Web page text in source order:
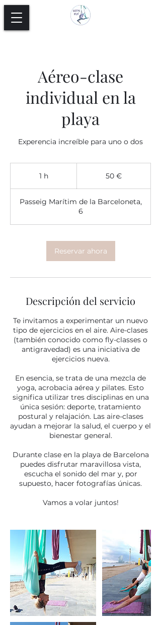
Aéreo-clase
individual en la
playa
Experencia increíble para uno o dos
1 h 50 €
Passeig Marítim de la Barceloneta,
6
Reservar ahora
Descripción del servicio
Te invitamos a experimentar un nuevo
tipo de ejercicios en el aire. Aire-clases
(también conocido como fly-classes o
antigravedad) es una iniciativa de
ejercicios nueva.
En esencia, se trata de una mezcla de
yoga, acrobacia aérea y pilates. Esto
significa utilizar tres disciplinas en una
única sesión: deporte, tratamiento
postural y relajación. Las aire-clases
ayudan a mejorar la salud, el cuerpo y el
bienestar general.
Durante clase en la playa de Barcelona
puedes disfrutar maravillosa vista,
escucha el sonido del mar y, por
supuesto, hacer fotografías únicas.